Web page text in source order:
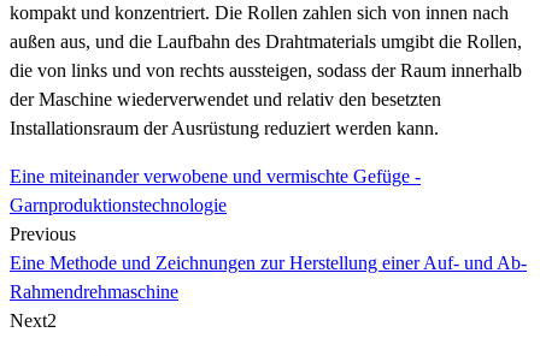
kompakt und konzentriert. Die Rollen zahlen sich von innen nach
außen aus, und die Laufbahn des Drahtmaterials umgibt die Rollen,
die von links und von rechts aussteigen, sodass der Raum innerhalb
der Maschine wiederverwendet und relativ den besetzten
Installationsraum der Ausrüstung reduziert werden kann.
Eine miteinander verwobene und vermischte Gefüge -
Garnproduktionstechnologie
Previous
Eine Methode und Zeichnungen zur Herstellung einer Auf- und Ab-
Rahmendrehmaschine
Next2